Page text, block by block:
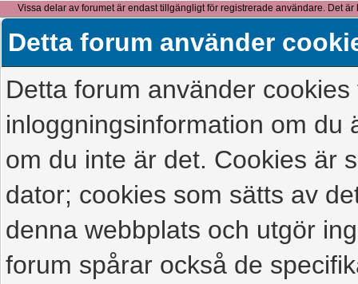
Vissa delar av forumet är endast tillgängligt för registrerade användare. Det
detta meddelande.
Detta forum använder
Detta forum använder
inloggningsinformation om du
om du inte är det. Cookies är
dator; cookies som sätts av
denna webbplats och utgör
forum spårar också de